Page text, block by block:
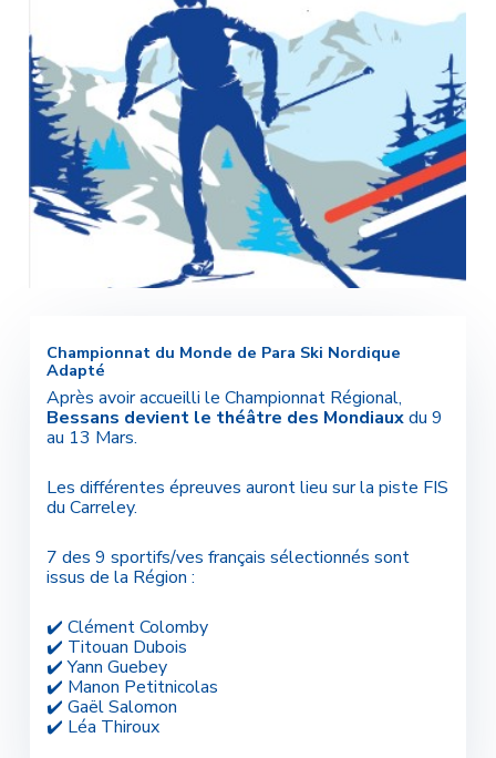
Championnat du Monde de Para Ski Nordique
Adapté
Après avoir accueilli le Championnat Régional,
Bessans devient le théâtre des Mondiauxdu 9
au 13 Mars.
Les différentes épreuves auront lieu sur la piste FIS
du Carreley.
7 des 9 sportifs/ves français sélectionnés sont
issus de la Région :
✔️ Clément Colomby
✔️ Titouan Dubois
✔️ Yann Guebey
✔️ Manon Petitnicolas
✔️ Gaël Salomon
✔️ Léa Thiroux